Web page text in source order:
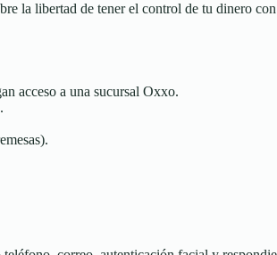
la libertad de tener el control de tu dinero
acceso a una sucursal Oxxo.